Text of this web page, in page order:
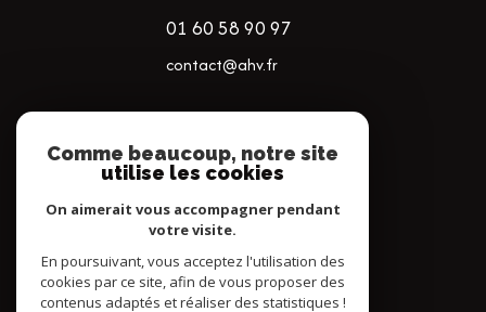
01 60 58 90 97
contact@ahv.fr
NOS RÉSEAUX
NOUS SUIVRE
Comme beaucoup, notre site
utilise les cookies
On aimerait vous accompagner pendant
votre visite.
En poursuivant, vous acceptez l'utilisation des
cookies par ce site, afin de vous proposer des
contenus adaptés et réaliser des statistiques !